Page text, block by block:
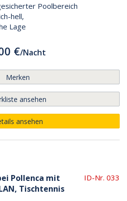
Poolbereich
hell,
Lage
€/Nacht
Merken
ansehen
ansehen
Pollenca mit
Tischtennis
ID-Nr. 033